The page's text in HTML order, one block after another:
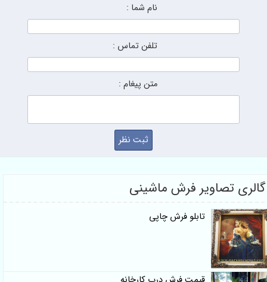
نام شما :
تلفن تماس :
متن پیغام :
گالری تصاویر فرش ماشینی
تابلو فرش چاپی